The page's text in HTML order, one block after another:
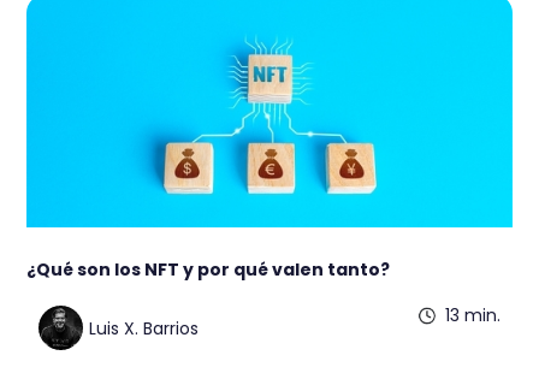
¿Qué son los NFT y por qué valen tanto?
Luis X. Barrios
13 min.